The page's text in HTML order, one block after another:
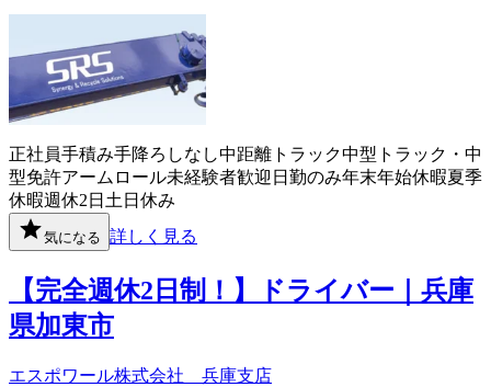
正社員手積み手降ろしなし中距離 トラック中型トラック・中
型免許アームロール未経験者歓迎 日勤のみ年末年始休暇夏季
休暇週休2日 土日休み
気になる 詳しく見る
【完全週休2日制！】ドライバー｜兵庫
県加東市
エスポワール株式会社 兵庫支店